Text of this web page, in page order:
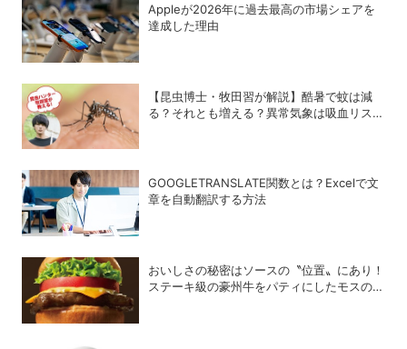
Appleが2026年に過去最⾼の市場シェアを
達成した理由
【昆虫博士・牧田習が解説】酷暑で蚊は減
る？それとも増える？異常気象は吸血リスク
GOOGLETRANSLATE関数とは？Excelで文
章を自動翻訳する方法
おいしさの秘密はソースの〝位置〟にあり！
ステーキ級の豪州牛をパティにしたモスの